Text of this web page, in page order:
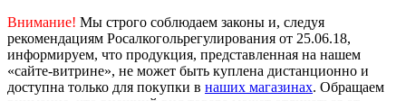
Внимание! Мы строго соблюдаем законы и, следуя
рекомендациям Росалкогольрегулирования от 25.06.18,
информируем, что продукция, представленная на нашем
«сайте-витрине», не может быть куплена дистанционно и
доступна только для покупки в наших магазинах. Обращаем